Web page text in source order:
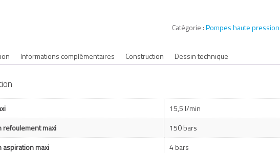
Catégorie :Pompes haute
Informations complémentaires Construction Dessin technique
15,5 l/min
refoulement maxi
150 bars
aspiration maxi
4 bars